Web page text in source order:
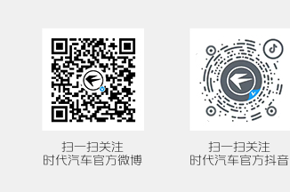
扫一扫关注
时代汽车官方微博
扫一扫关注
时代汽车官方抖音